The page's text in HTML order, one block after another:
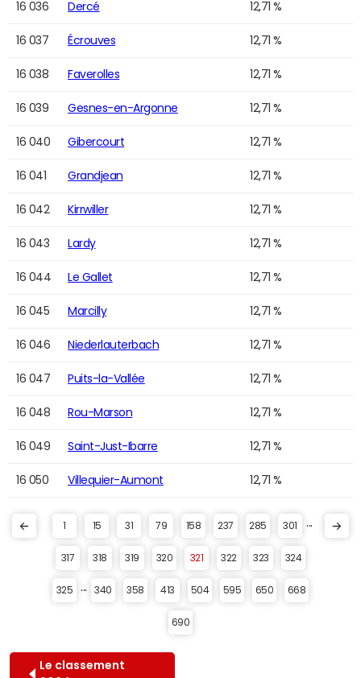
16 036 Dercé 12,71 %
16 037 Écrouves 12,71 %
16 038 Faverolles 12,71 %
16 039 Gesnes-en-Argonne 12,71 %
16 040 Gibercourt 12,71 %
16 041 Grandjean 12,71 %
16 042 Kirrwiller 12,71 %
16 043 Lardy 12,71 %
16 044 Le Gallet 12,71 %
16 045 Marcilly 12,71 %
16 046 Niederlauterbach 12,71 %
16 047 Puits-la-Vallée 12,71 %
16 048 Rou-Marson 12,71 %
16 049 Saint-Just-Ibarre 12,71 %
16 050 Villequier-Aumont 12,71 %
1 15 31 79 158 237 285 301
317 318 319 320 321 322 323 324
325 340 358 413 504 595 650 668
690
Le classement